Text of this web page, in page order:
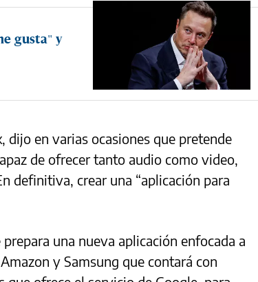
gusta" y
dijo en varias ocasiones que pretende
de ofrecer tanto audio como video,
definitiva, crear una “aplicación para
una nueva aplicación enfocada a
y Samsung que contará con